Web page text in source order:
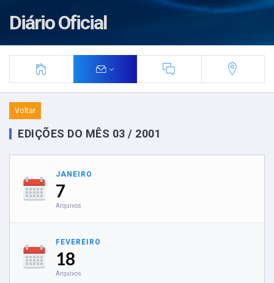
Diário Oficial
Voltar
EDIÇÕES DO MÊS 03 / 2001
JANEIRO
7
Arquivos
FEVEREIRO
18
Arquivos